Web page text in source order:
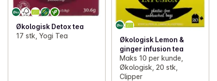
Økologisk Detox tea
17 stk, Yogi Tea
Økologisk Lemon &
ginger infusion tea
Maks 10 per kunde,
Økologisk, 20 stk,
Clipper